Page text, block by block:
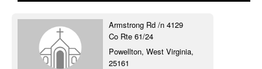
Armstrong Rd /n 4129
Co Rte 61/24
Powellton, West Virginia,
25161